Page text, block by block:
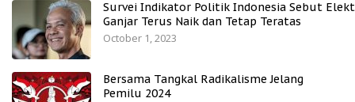
Survei Indikator Politik Indonesia Sebut
Ganjar Terus Naik dan Tetap Teratas
October 1, 2023
Bersama Tangkal Radikalisme Jelang
Pemilu 2024